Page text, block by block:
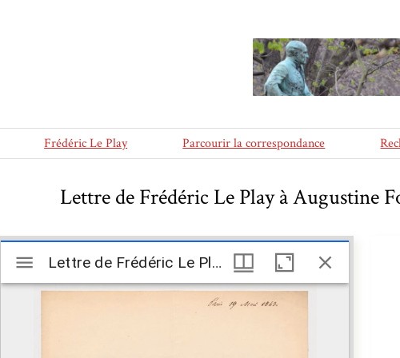
Frédéric Le Play Parcourir la correspondance
Lettre de Frédéric Le Play à Augustine
Mirador
viewer
Lettre de Frédéric Le Play à Augustine Fouache, datée : Paris 19 mai 1843